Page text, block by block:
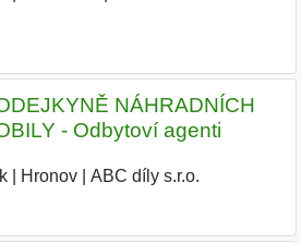
NÁHRADNÍCH
- Odbytoví agenti
| Hronov| ABC díly s.r.o.